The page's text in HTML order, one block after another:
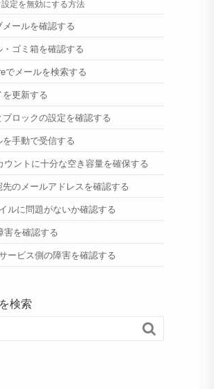
定を無効にする方法
ールを確認する
ゴミ箱を確認する
でメールを検索する
更新する
ロックの設定を確認する
手動で受信する
ウントに十分な空き容量を確保する
のメールアドレスを確認する
ルに問題がないか確認する
害を確認する
ービス側の障害を確認する
検索
